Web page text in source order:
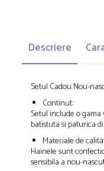
Descriere
Setul Cadou Nou-
Continut:
Setul include o
batistuta si paturica
Materiale de
Hainele sunt
sensibila a nou-